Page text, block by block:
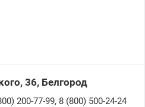
36, Белгород
200-77-99, 8 (800) 500-24-24